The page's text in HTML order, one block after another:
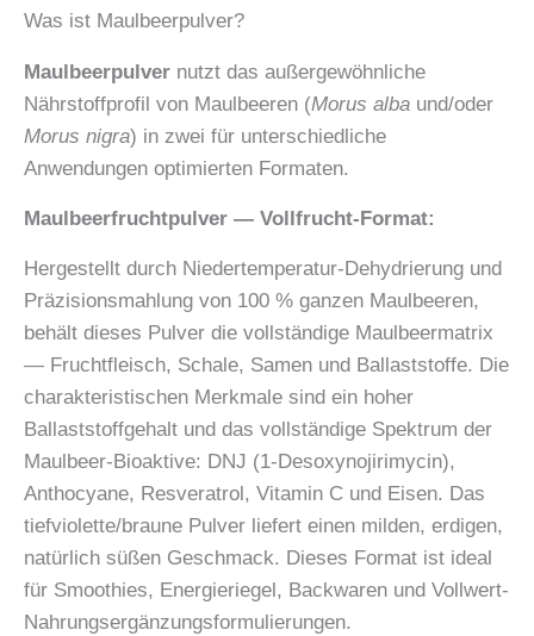
Was ist Maulbeerpulver?
Maulbeerpulver nutzt das außergewöhnliche
Nährstoffprofil von Maulbeeren (Morus alba und/oder
Morus nigra) in zwei für unterschiedliche
Anwendungen optimierten Formaten.
Maulbeerfruchtpulver — Vollfrucht-Format:
Hergestellt durch Niedertemperatur-Dehydrierung und
Präzisionsmahlung von 100 % ganzen Maulbeeren,
behält dieses Pulver die vollständige Maulbeermatrix
— Fruchtfleisch, Schale, Samen und Ballaststoffe. Die
charakteristischen Merkmale sind ein hoher
Ballaststoffgehalt und das vollständige Spektrum der
Maulbeer-Bioaktive: DNJ (1-Desoxynojirimycin),
Anthocyane, Resveratrol, Vitamin C und Eisen. Das
tiefviolette/braune Pulver liefert einen milden, erdigen,
natürlich süßen Geschmack. Dieses Format ist ideal
für Smoothies, Energieriegel, Backwaren und Vollwert-
Nahrungsergänzungsformulierungen.